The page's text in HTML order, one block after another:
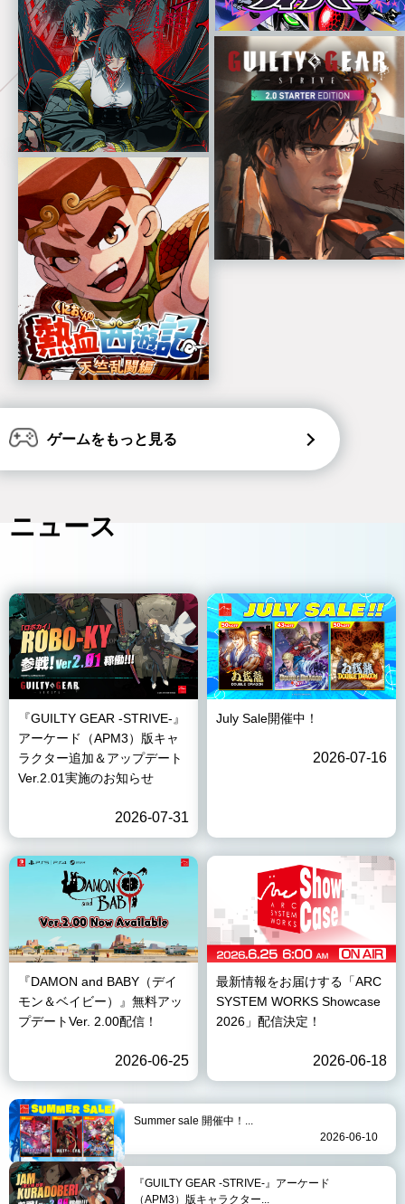
ゲームをもっと見る
ニュース
『GUILTY GEAR -STRIVE-』
アーケード（APM3）版キャ
ラクター追加＆アップデート
Ver.2.01実施のお知らせ
2026-07-31
July Sale開催中！
2026-07-16
『DAMON and BABY（デイ
モン＆ベイビー）』無料アッ
プデートVer. 2.00配信！
2026-06-25
最新情報をお届けする「ARC
SYSTEM WORKS Showcase
2026」配信決定！
2026-06-18
Summer sale 開催中！...
2026-06-10
『GUILTY GEAR -STRIVE-』アーケード
（APM3）版キャラクター...